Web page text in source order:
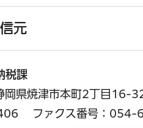
元
税課
県焼津市本町2丁目16-32
ファクス番号：